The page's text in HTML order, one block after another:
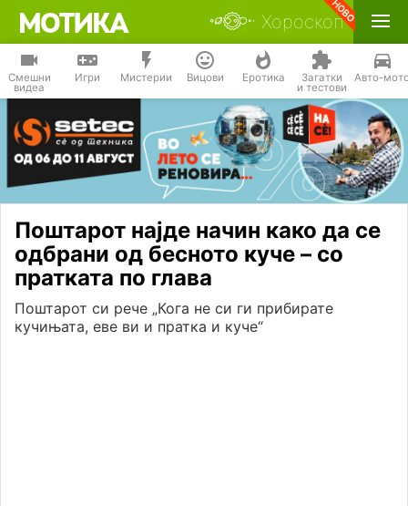
Хороскоп
Смешни
видеа
Игри Мистерии Вицови Еротика Загатки
и тестови
Авто-
Поштарот најде начин како да се
одбрани од бесното куче – со
пратката по глава
Поштарот си рече „Кога не си ги прибирате
кучињата, еве ви и пратка и куче“